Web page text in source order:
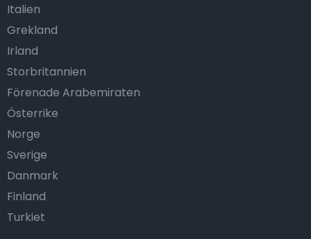
Italien
Grekland
Irland
Storbritannien
Förenade Arabemiraten
Österrike
Norge
Sverige
Danmark
Finland
Turkiet